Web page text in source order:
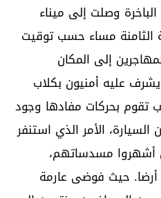
وصلت إلى ميناء
الثامنة مساء حسب توقيت
إلى المكان
عليه أمنيون بكلاب
تقوم بحركات مفادها وجود
الأمر الذي استنفر
أشهروا مسدساتهم،
أرضا. حيث فوضى عارمة